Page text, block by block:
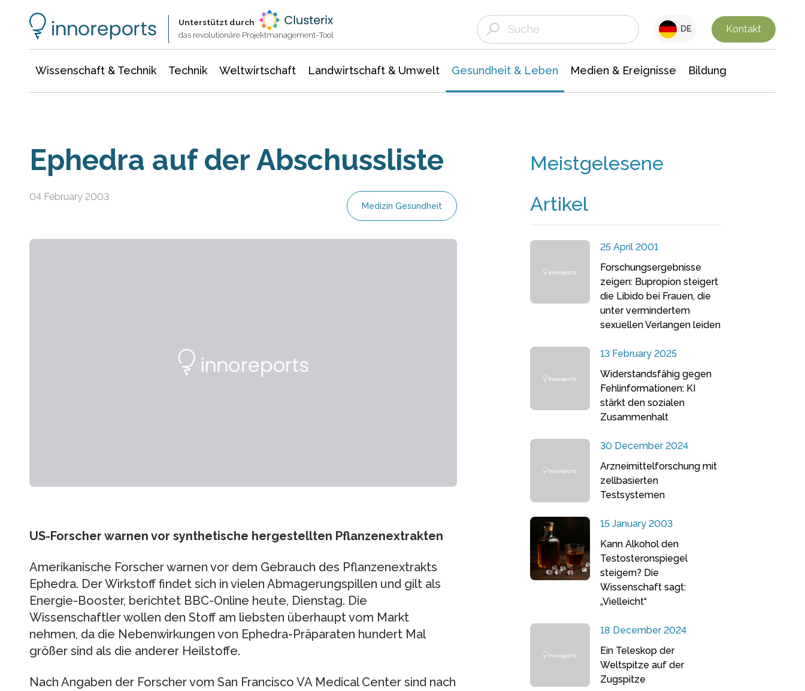
Unterstützt durch
das revolutionäre Projektmanagement-Tool
DE Kontakt
Wissenschaft & Technik Technik Weltwirtschaft Landwirtschaft & Umwelt Gesundheit & Leben Medien & Ereignisse Bildung
Ephedra auf der Abschussliste
04 February 2003
Medizin Gesundheit
US-Forscher warnen vor synthetische hergestellten Pflanzenextrakten
Amerikanische Forscher warnen vor dem Gebrauch des Pflanzenextrakts
Ephedra. Der Wirkstoff findet sich in vielen Abmagerungspillen und gilt als
Energie-Booster, berichtet BBC-Online heute, Dienstag. Die
Wissenschaftler wollen den Stoff am liebsten überhaupt vom Markt
nehmen, da die Nebenwirkungen von Ephedra-Präparaten hundert Mal
größer sind als die anderer Heilstoffe.
Nach Angaben der Forscher vom San Francisco VA Medical Center sind nach
Meistgelesene
Artikel
25 April 2001
Forschungsergebnisse
zeigen: Bupropion steigert
die Libido bei Frauen, die
unter vermindertem
sexuellen Verlangen leiden
13 February 2025
Widerstandsfähig gegen
Fehlinformationen: KI
stärkt den sozialen
Zusammenhalt
30 December 2024
Arzneimittelforschung mit
zellbasierten
Testsystemen
15 January 2003
Kann Alkohol den
Testosteronspiegel
steigern? Die
Wissenschaft sagt:
„Vielleicht“
18 December 2024
Ein Teleskop der
Weltspitze auf der
Zugspitze